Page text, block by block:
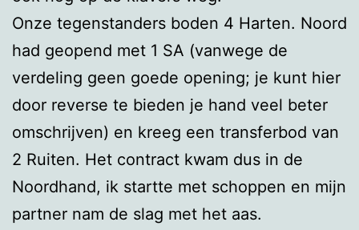
Onze tegenstanders boden 4 Harten. Noord
had geopend met 1 SA (vanwege de
verdeling geen goede opening; je kunt hier
door reverse te bieden je hand veel beter
omschrijven) en kreeg een transferbod van
2 Ruiten. Het contract kwam dus in de
Noordhand, ik startte met schoppen en mijn
partner nam de slag met het aas.